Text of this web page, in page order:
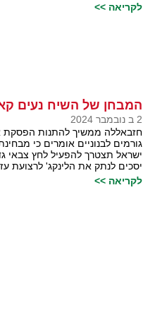
לקריאה >>
המבחן של השיח נעים
2 ב נובמבר 2024
חזבאללה ממשיך להתנות הפסקת
גורמים לבנוניים אומרים כי
ישראל תצטרך להפעיל לחץ צבאי
יסכים לנתק את הלינקג' לרצועת
לקריאה >>